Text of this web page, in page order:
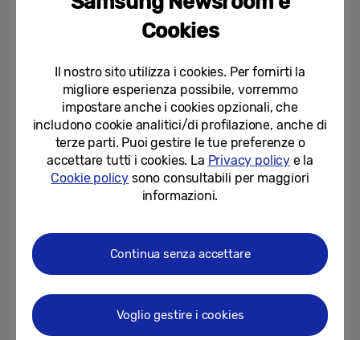
tipologie di giocatori. Questi suggerimenti
potranno spaziare dalla semplice ricerca del
un PC personalizzato da zero, partendo dal
cambio di GPU fino alla scoperta delle
migliori schede SSD. La piattaforma
conterrà informazioni rilevanti per tutti i tipi
di impianti di gioco, che si tratti di PC o di
console con cui dilettarsi sul divano.
L’esperto in ambito hardware è
Alex Brooks
di
TechFlow.Alex è un esperto di
approfondite e i tutorial informativi. Ha più
di 460.000 follower sui social media.
Cookies
Il nostro sito utilizza i cookies. Per fornirti la
migliore esperienza possibile, vorremmo
impostare anche i cookies opzionali, che
includono cookie analitici/di profilazione, anche di
terze parti. Puoi gestire le tue preferenze o
accettare tutti i cookies. La Privacy policye la
Cookie policy sono consultabili per maggiori
informazioni.
Continua senza accettare
Voglio gestire i cookies